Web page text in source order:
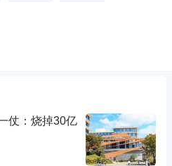
仗：烧掉30亿